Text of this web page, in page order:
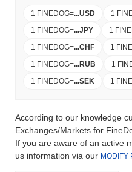
1 FINEDOG=...USD 1
1 FINEDOG=...JPY 1
1 FINEDOG=...CHF 1
1 FINEDOG=...RUB 1
1 FINEDOG=...SEK 1
According to our knowledge
Exchanges/Markets for
If you are aware of an active
us information via our MODIFY